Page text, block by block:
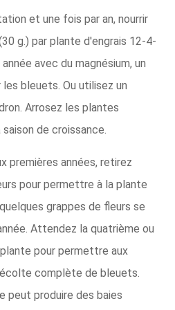
et une fois par an, nourrir
g.) par plante d'engrais 12-4-
avec du magnésium, un
bleuets. Ou utilisez un
Arrosez les plantes
de croissance.
premières années, retirez
pour permettre à la plante
grappes de fleurs se
Attendez la quatrième ou
pour permettre aux
complète de bleuets.
peut produire des baies